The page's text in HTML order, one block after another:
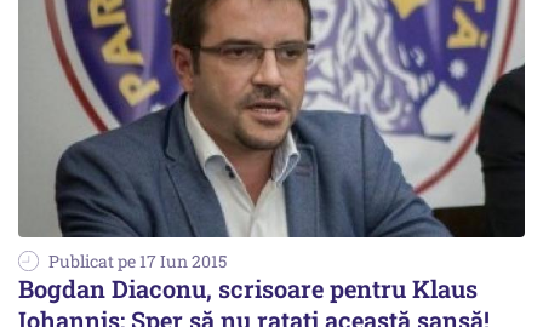
Publicat pe 17 Iun 2015
Bogdan Diaconu, scrisoare pentru Klaus
Iohannis: Sper să nu ratați această șansă!